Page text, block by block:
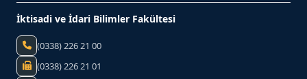
İktisadi ve İdari Bilimler Fakültesi
(0338) 226 21 00
(0338) 226 21 01